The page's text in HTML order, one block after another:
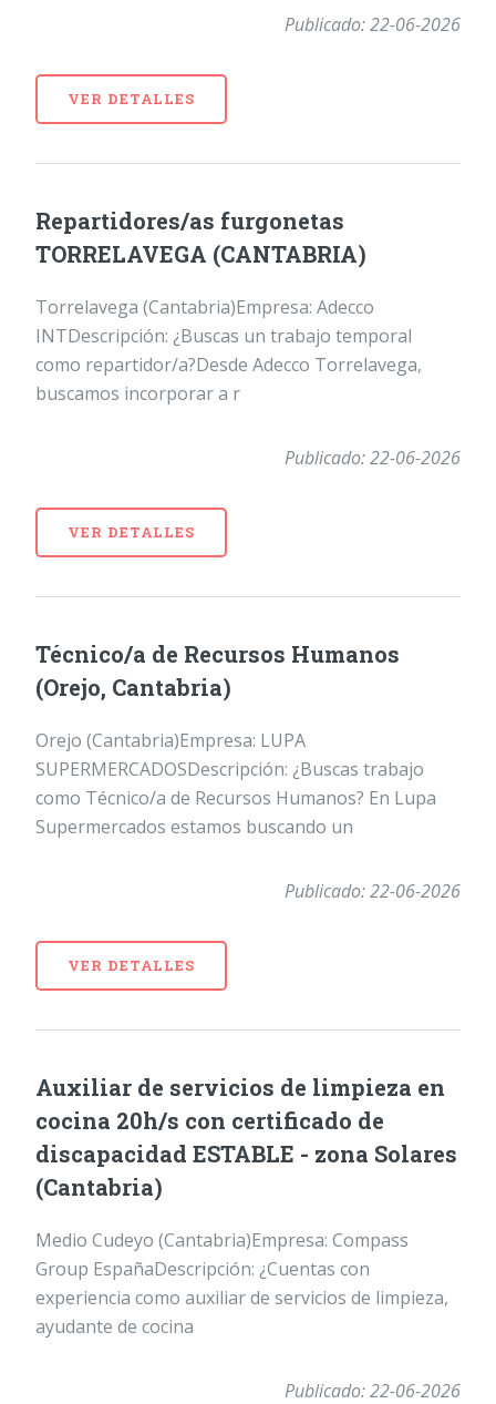
Publicado: 22-06-2026
VER DETALLES
Repartidores/as furgonetas
TORRELAVEGA (CANTABRIA)
Torrelavega (Cantabria)Empresa: Adecco
INTDescripción: ¿Buscas un trabajo temporal
como repartidor/a?Desde Adecco Torrelavega,
buscamos incorporar a r
Publicado: 22-06-2026
VER DETALLES
Técnico/a de Recursos Humanos
(Orejo, Cantabria)
Orejo (Cantabria)Empresa: LUPA
SUPERMERCADOSDescripción: ¿Buscas trabajo
como Técnico/a de Recursos Humanos? En Lupa
Supermercados estamos buscando un
Publicado: 22-06-2026
VER DETALLES
Auxiliar de servicios de limpieza en
cocina 20h/s con certificado de
discapacidad ESTABLE - zona Solares
(Cantabria)
Medio Cudeyo (Cantabria)Empresa: Compass
Group EspañaDescripción: ¿Cuentas con
experiencia como auxiliar de servicios de limpieza,
ayudante de cocina
Publicado: 22-06-2026